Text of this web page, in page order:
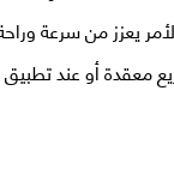
يعزز من سرعة
معقدة أو عند